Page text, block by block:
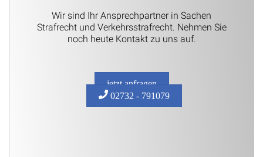
Wir sind Ihr Ansprechpartner in Sachen
Strafrecht und Verkehrsstrafrecht. Nehmen Sie
noch heute Kontakt zu uns auf.
jetzt anfragen
02732 - 791079